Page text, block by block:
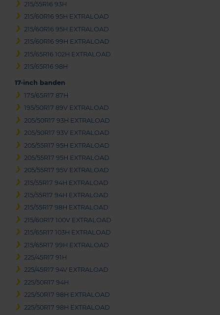
215/55R16 93H
215/60R16 95H EXTRALOAD
215/60R16 95H EXTRALOAD
215/60R16 99H EXTRALOAD
215/65R16 102H EXTRALOAD
215/65R16 98H
17-inch banden
175/65R17 87H
195/50R17 89V EXTRALOAD
205/50R17 93H EXTRALOAD
205/50R17 93V EXTRALOAD
205/55R17 95H EXTRALOAD
205/55R17 95H EXTRALOAD
205/55R17 95V EXTRALOAD
215/55R17 94H EXTRALOAD
215/55R17 94H EXTRALOAD
215/55R17 98H EXTRALOAD
215/60R17 100V EXTRALOAD
215/65R17 103H EXTRALOAD
215/65R17 99H EXTRALOAD
225/45R17 91H
225/45R17 94V EXTRALOAD
225/50R17 94H
225/50R17 98H EXTRALOAD
225/50R17 98H EXTRALOAD